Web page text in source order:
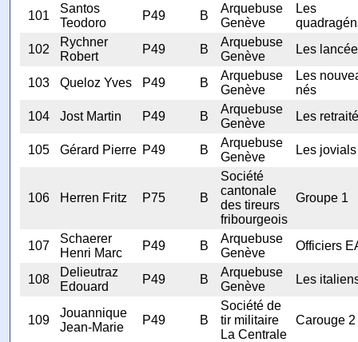
101
Santos
Teodoro
P49 B
Arquebuse
Genève
Les
102
Rychner
Robert
P49 B
Arquebuse
Genève
Les
103 Queloz Yves P49 B
Arquebuse
Genève
Les
nés
104
Jost Martin P49 B
Arquebuse
Genève
Les
105 Gérard Pierre P49 B
Arquebuse
Genève
Les jovials
106 Herren Fritz P75 B
Société
cantonale
des tireurs
fribourgeois
Groupe 1
107
Schaerer
Henri Marc
P49 B
Arquebuse
Genève
Officiers
108
Delieutraz
Edouard
P49 B
Arquebuse
Genève
Les
109
Jouannique
Jean-Marie
P49 B
Société de
tir militaire
La Centrale
Carouge 2